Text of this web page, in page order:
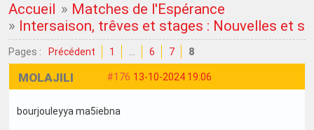
Accueil » Matches de l'Espérance
» Intersaison, trêves et stages : Nouvelles et
Pages : Précédent 1 6 7 8
#176 13-10-2024 19:06
MOLAJILI
bourjouleyya ma5iebna